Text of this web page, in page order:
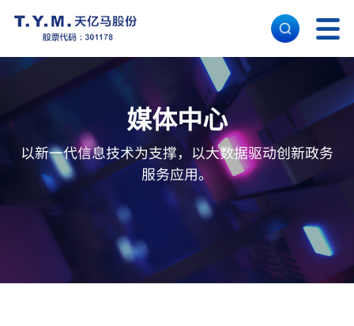
核心能力
解决方案
经典案例
媒体中心
以新一代信息技术为支撑，以大数据驱动创新政务
服务应用。